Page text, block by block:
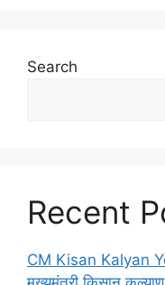
Search
Recent
CM Kisan Kalyan